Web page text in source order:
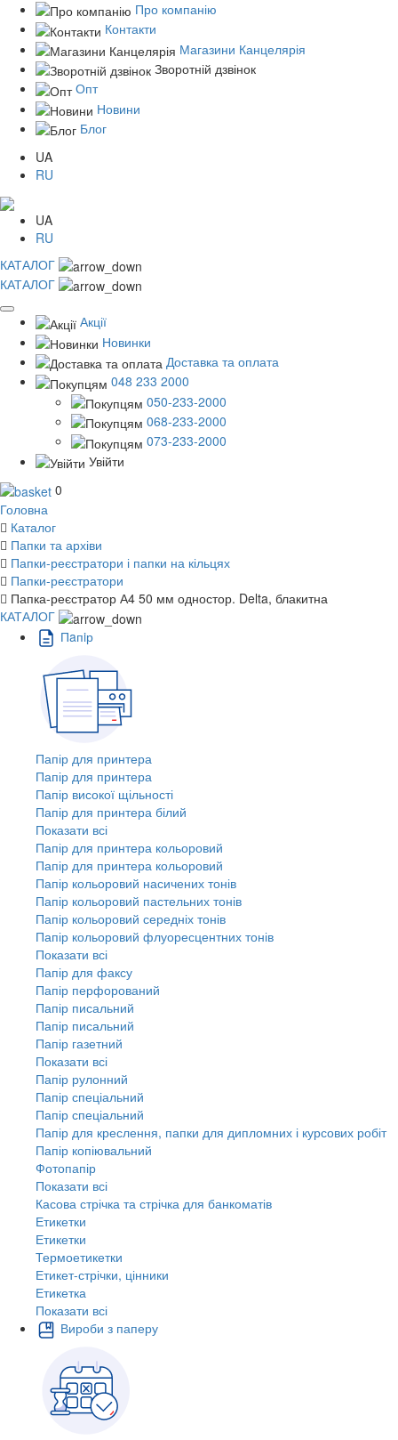
Про компанію
Контакти
Магазини Канцелярія
Зворотній дзвінок
Опт
Новини
Блог
UA
RU
UA
RU
КАТАЛОГ
КАТАЛОГ
Акції
Новинки
Доставка та оплата
048 233 2000
050-233-2000
068-233-2000
073-233-2000
Увійти
0
Головна
Каталог
Папки та архіви
Папки-реєстратори і папки на кільцях
Папки-реєстратори
Папка-реєстратор А4 50 мм одностор. Delta, блакитна
КАТАЛОГ
Пaпiр
Папір для принтера
Папір для принтера
Папір високої щільності
Папір для принтера білий
Показати всі
Папір для принтера кольоровий
Папір для принтера кольоровий
Папір кольоровий насичених тонів
Папір кольоровий пастельних тонів
Папір кольоровий середніх тонів
Папір кольоровий флуоресцентних тонів
Показати всі
Папір для факсу
Папір перфорований
Папір писальний
Папір писальний
Папір газетний
Показати всі
Папір рулонний
Папір спеціальний
Папір спеціальний
Папір для креслення, папки для дипломних і курсових робіт
Папір копіювальний
Фотопапір
Показати всі
Касова стрічка та стрічка для банкоматів
Етикетки
Етикетки
Термоетикетки
Етикет-стрічки, цінники
Етикетка
Показати всі
Вироби з паперу